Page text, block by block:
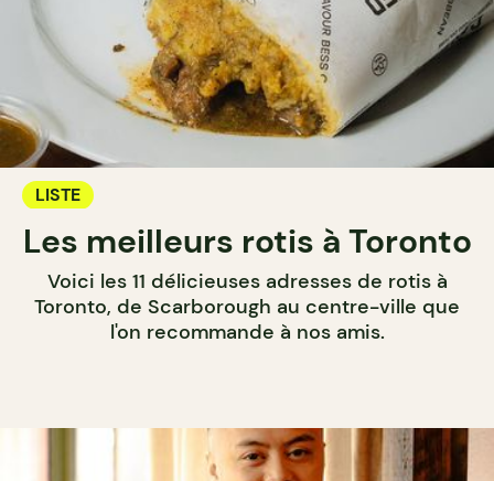
LISTE
Les meilleurs rotis à Toronto
Voici les 11 délicieuses adresses de rotis à
Toronto, de Scarborough au centre-ville que
l'on recommande à nos amis.